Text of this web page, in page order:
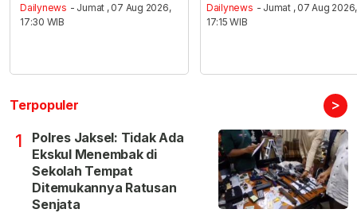
Dailynews - Jumat , 07 Aug 2026,
17:30 WIB
Dailynews - Jumat , 07 Aug 2026,
17:15 WIB
Terpopuler >
1
Polres Jaksel: Tidak Ada
Ekskul Menembak di
Sekolah Tempat
Ditemukannya Ratusan
Senjata